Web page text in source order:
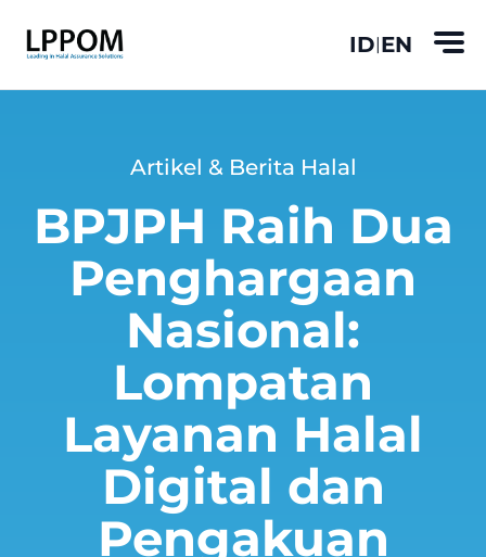
ID|EN
Artikel & Berita Halal
BPJPH Raih Dua
Penghargaan
Nasional:
Lompatan
Layanan Halal
Digital dan
Pengakuan